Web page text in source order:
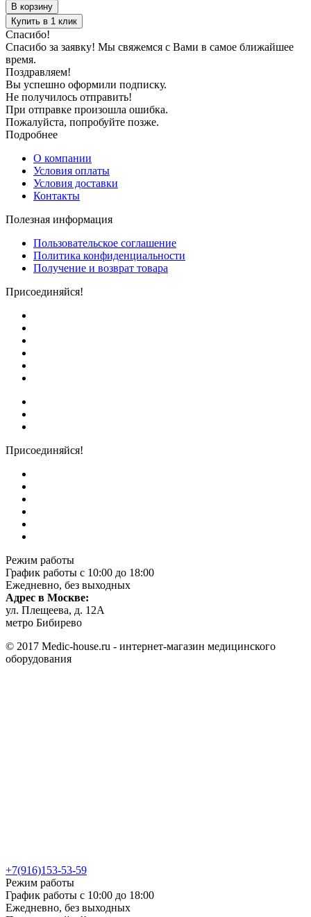
В корзину
Купить в 1 клик
Спасибо!
Спасибо за заявку! Мы свяжемся с Вами в самое ближайшее
время.
Поздравляем!
Вы успешно оформили подписку.
Не получилось отправить!
При отправке произошла ошибка.
Пожалуйста, попробуйте позже.
Подробнее
О компании
Условия оплаты
Условия доставки
Контакты
Полезная информация
Пользовательское соглашение
Политика конфиденциальности
Получение и возврат товара
Присоединяйся!
Присоединяйся!
Режим работы
График работы с 10:00 до 18:00
Ежедневно, без выходных
Адрес в Москве:
ул. Плещеева, д. 12А
метро Бибирево
© 2017 Medic-house.ru - интернет-магазин медицинского
оборудования
+7(916)153-53-59
Режим работы
График работы с 10:00 до 18:00
Ежедневно, без выходных